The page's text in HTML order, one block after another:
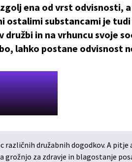
ena od vrst odvisnosti,
ostalimi substancami je
družbi in na vrhuncu svoje
lahko postane odvisnost
družabnih dogodkov. A pitje
za zdravje in blagostanje